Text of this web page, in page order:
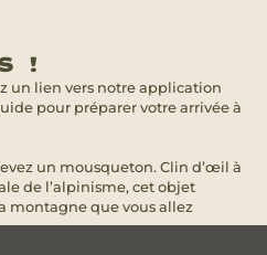
!
un lien vers notre application
pour préparer votre arrivée à
un mousqueton. Clin d’œil à
de l’alpinisme, cet objet
montagne que vous allez